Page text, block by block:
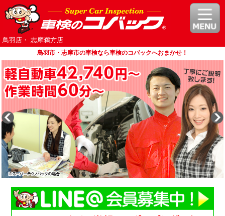
鳥羽店・ 志摩鵜方店
鳥羽市・志摩市の車検なら車検のコバックへおまかせ！